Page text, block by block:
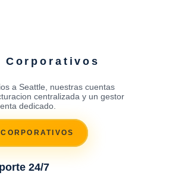
Corporativos
a Seattle, nuestras cuentas
centralizada y un gestor
dedicado.
24/7